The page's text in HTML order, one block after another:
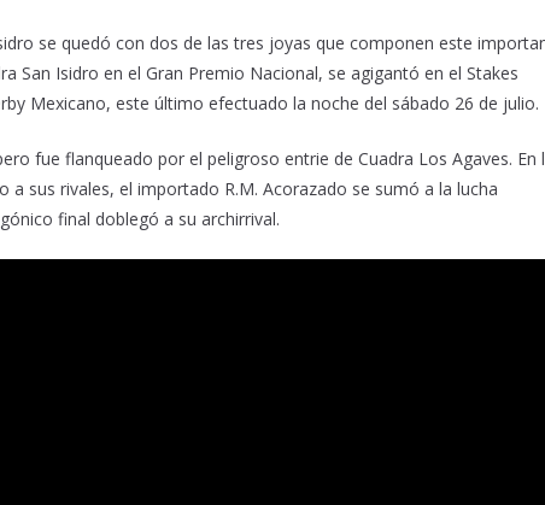
se quedó con dos de las tres joyas que componen este
San Isidro en el Gran Premio Nacional, se agigantó en el Stakes
Mexicano, este último efectuado la noche del sábado 26 de julio.
fue flanqueado por el peligroso entrie de Cuadra Los Agaves. En
sus rivales, el importado R.M. Acorazado se sumó a la lucha
final doblegó a su archirrival.